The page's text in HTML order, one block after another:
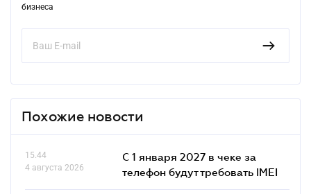
бизнеса
Похожие новости
15.44
4 августа 2026
С 1 января 2027 в чеке за
телефон будут требовать IMEI